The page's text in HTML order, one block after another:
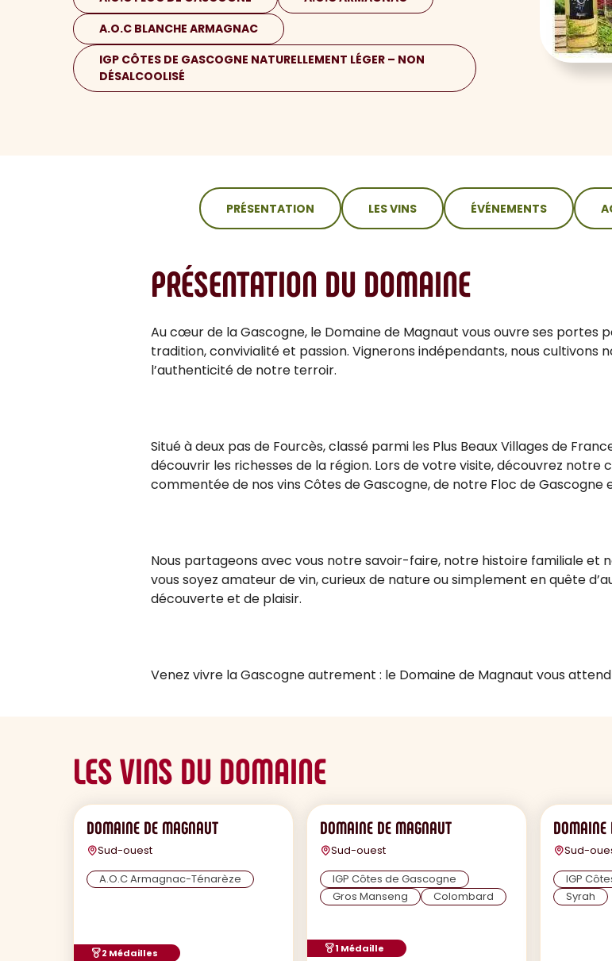
A.O.C BLANCHE ARMAGNAC
IGP CÔTES DE GASCOGNE NATURELLEMENT LÉGER – NON
DÉSALCOOLISÉ
PRÉSENTATION LES VINS ÉVÉNEMENTS
PRÉSENTATION DU DOMAINE
Au cœur de la Gascogne, le Domaine de Magnaut vous ouvre ses
tradition, convivialité et passion. Vignerons indépendants, nous cultivons
l’authenticité de notre terroir.
Situé à deux pas de Fourcès, classé parmi les Plus Beaux Villages de
découvrir les richesses de la région. Lors de votre visite, découvrez notre
commentée de nos vins Côtes de Gascogne, de notre Floc de Gascogne
Nous partageons avec vous notre savoir-faire, notre histoire familiale
vous soyez amateur de vin, curieux de nature ou simplement en quête
découverte et de plaisir.
Venez vivre la Gascogne autrement : le Domaine de Magnaut vous
LES VINS DU DOMAINE
DOMAINE DE MAGNAUT
Sud-ouest
A.O.C Armagnac-Ténarèze
2 Médailles
DOMAINE DE MAGNAUT
Sud-ouest
IGP Côtes de Gascogne
Gros Manseng
Colombard
1 Médaille
DOMAINE
Sud-
IGP
Syrah